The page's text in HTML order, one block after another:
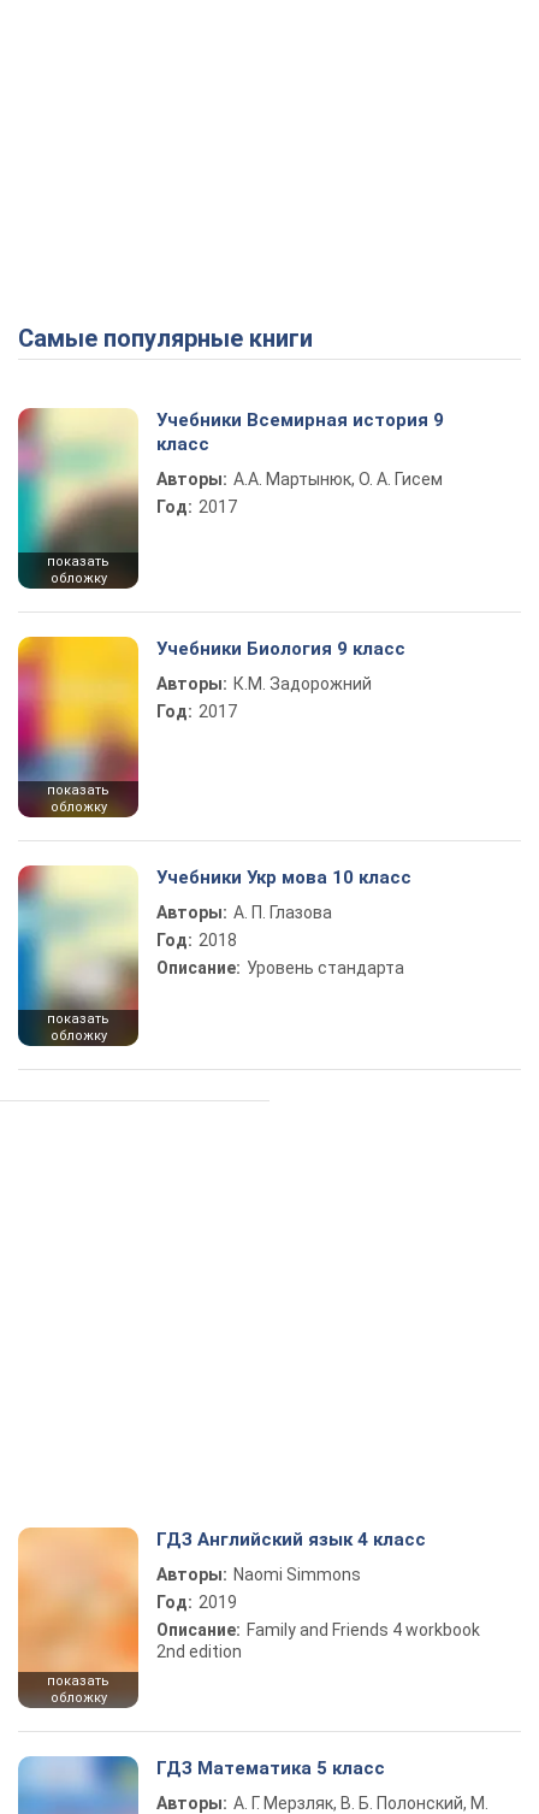
Самые популярные книги
показать
обложку
Учебники Всемирная история 9
класс
Авторы: А.А. Мартынюк, О. А. Гисем
Год: 2017
показать
обложку
Учебники Биология 9 класс
Авторы: К.М. Задорожний
Год: 2017
показать
обложку
Учебники Укр мова 10 класс
Авторы: А. П. Глазова
Год: 2018
Описание: Уровень стандарта
показать
обложку
ГДЗ Английский язык 4 класс
Авторы: Naomi Simmons
Год: 2019
Описание: Family and Friends 4 workbook
2nd edition
ГДЗ Математика 5 класс
Авторы: А. Г. Мерзляк, В. Б. Полонский, М.